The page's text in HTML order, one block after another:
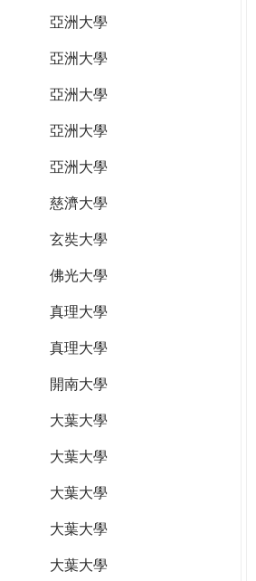
亞洲大學
亞洲大學
亞洲大學
亞洲大學
亞洲大學
慈濟大學
玄奘大學
佛光大學
真理大學
真理大學
開南大學
大葉大學
大葉大學
大葉大學
大葉大學
大葉大學